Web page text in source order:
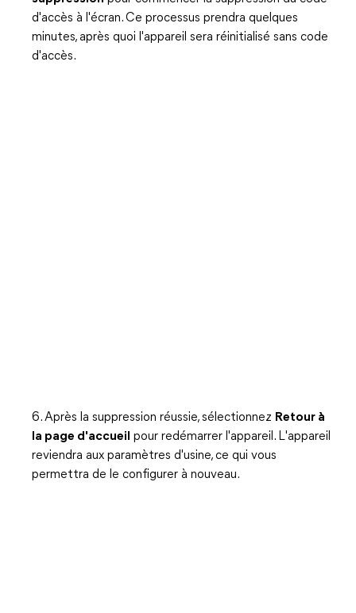
d'accès à l'écran. Ce processus prendra quelques
minutes, après quoi l'appareil sera réinitialisé sans code
d'accès.
6. Après la suppression réussie, sélectionnez Retour à
la page d'accueil pour redémarrer l'appareil. L'appareil
reviendra aux paramètres d'usine, ce qui vous
permettra de le configurer à nouveau.